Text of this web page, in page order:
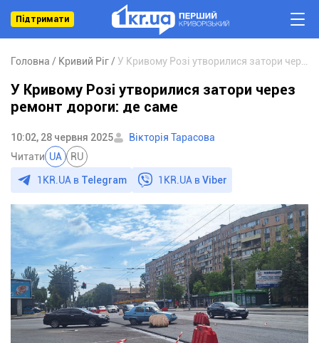
Підтримати
Головна Кривий Ріг
У Кривому Розі утворилися затори через
ремонт дороги: де саме
10:02, 28 червня 2025
Вікторія Тарасова
Читати UA RU
1KR.UA в Telegram 1KR.UA вViber